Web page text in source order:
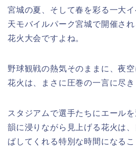
宮城の夏、そして春を彩る一大
天モバイルパーク宮城で開催さ
花火大会ですよね。
野球観戦の熱気そのままに、夜
花火は、まさに圧巻の一言に尽き
スタジアムで選手たちにエール
韻に浸りながら見上げる花火は
ばしてくれる特別な時間になるこ